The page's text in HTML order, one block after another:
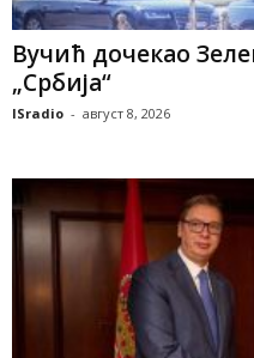
Вучић дочекао
„Србија“
ISradio - август 8, 2026